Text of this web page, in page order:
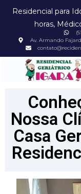
Residencial para
horas,
Av. Armando
Nossa
Casa